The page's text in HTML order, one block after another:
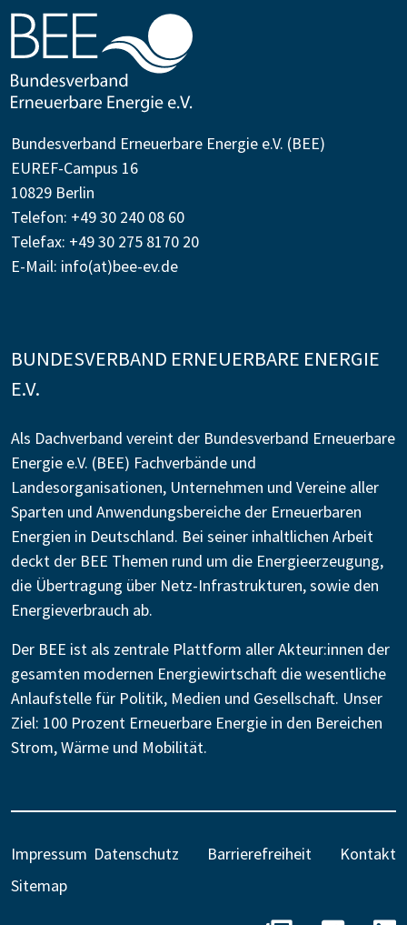
Bundesverband Erneuerbare Energie e.V. (BEE)
EUREF-Campus 16
10829 Berlin
Telefon: +49 30 240 08 60
Telefax: +49 30 275 8170 20
E-Mail: info(at)bee-ev.de
BUNDESVERBAND ERNEUERBARE ENERGIE
E.V.
Als Dachverband vereint der Bundesverband Erneuerbare
Energie e.V. (BEE) Fachverbände und
Landesorganisationen, Unternehmen und Vereine aller
Sparten und Anwendungsbereiche der Erneuerbaren
Energien in Deutschland. Bei seiner inhaltlichen Arbeit
deckt der BEE Themen rund um die Energieerzeugung,
die Übertragung über Netz-Infrastrukturen, sowie den
Energieverbrauch ab.
Der BEE ist als zentrale Plattform aller Akteur:innen der
gesamten modernen Energiewirtschaft die wesentliche
Anlaufstelle für Politik, Medien und Gesellschaft. Unser
Ziel: 100 Prozent Erneuerbare Energie in den Bereichen
Strom, Wärme und Mobilität.
Impressum Datenschutz Barrierefreiheit
Kontakt
Sitemap